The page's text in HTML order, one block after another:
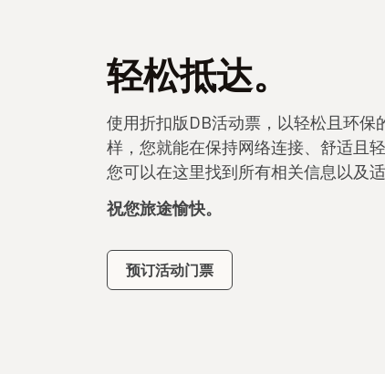
轻松抵达。
使用折扣版DB活动票，以轻松且环保
样，您就能在保持网络连接、舒适且
您可以在这里找到所有相关信息以及
祝您旅途愉快。
预订活动门票